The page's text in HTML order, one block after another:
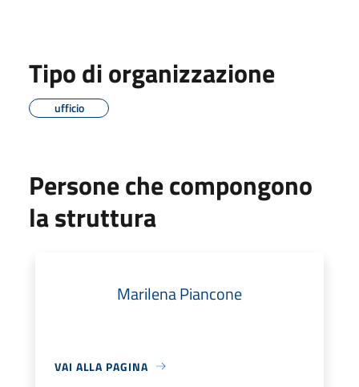
Tipo di organizzazione
ufficio
Persone che compongono
la struttura
Marilena Piancone
VAI ALLA PAGINA